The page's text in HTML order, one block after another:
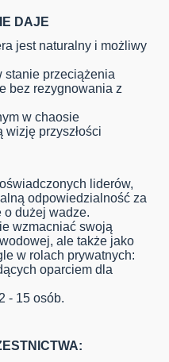
DAJE
jest naturalny i możliwy
stanie przeciążenia
bez rezygnowania z
w chaosie
wizję przyszłości
liderów,
odpowiedzialność za
o dużej wadze.
wzmacniać swoją
ale także jako
w rolach prywatnych:
oparciem dla
- 15 osób.